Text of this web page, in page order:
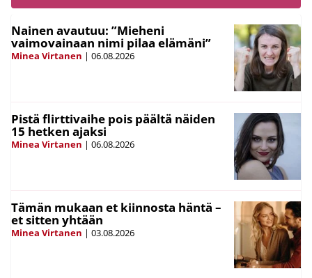
Nainen avautuu: ”Mieheni
vaimovainaan nimi pilaa elämäni”
Minea Virtanen | 06.08.2026
Pistä flirttivaihe pois päältä näiden
15 hetken ajaksi
Minea Virtanen | 06.08.2026
Tämän mukaan et kiinnosta häntä –
et sitten yhtään
Minea Virtanen | 03.08.2026